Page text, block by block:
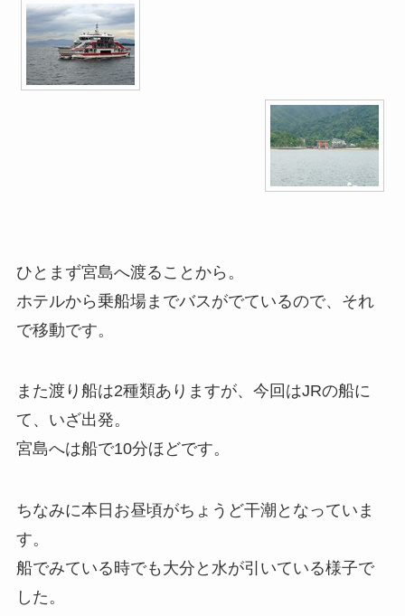
ひとまず宮島へ渡ることから。
ホテルから乗船場までバスがでているので、それ
で移動です。
また渡り船は2種類ありますが、今回はJRの船に
て、いざ出発。
宮島へは船で10分ほどです。
ちなみに本日お昼頃がちょうど干潮となっていま
す。
船でみている時でも大分と水が引いている様子で
した。